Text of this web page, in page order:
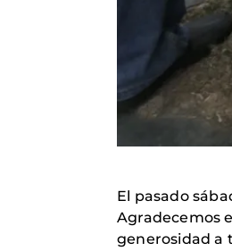
El pasado
Agradecemos
generosidad a